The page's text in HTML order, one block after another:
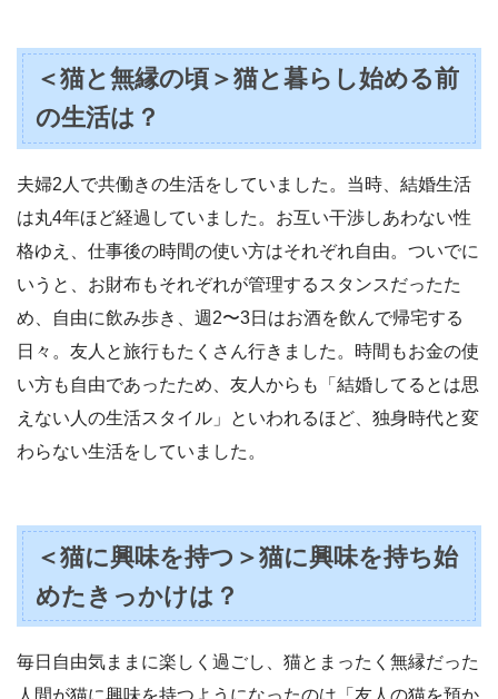
＜猫と無縁の頃＞猫と暮らし始める前
の生活は？
夫婦2人で共働きの生活をしていました。当時、結婚生活
は丸4年ほど経過していました。お互い干渉しあわない性
格ゆえ、仕事後の時間の使い方はそれぞれ自由。ついでに
いうと、お財布もそれぞれが管理するスタンスだったた
め、自由に飲み歩き、週2〜3日はお酒を飲んで帰宅する
日々。友人と旅行もたくさん行きました。時間もお金の使
い方も自由であったため、友人からも「結婚してるとは思
えない人の生活スタイル」といわれるほど、独身時代と変
わらない生活をしていました。
＜猫に興味を持つ＞猫に興味を持ち始
めたきっかけは？
毎日自由気ままに楽しく過ごし、猫とまったく無縁だった